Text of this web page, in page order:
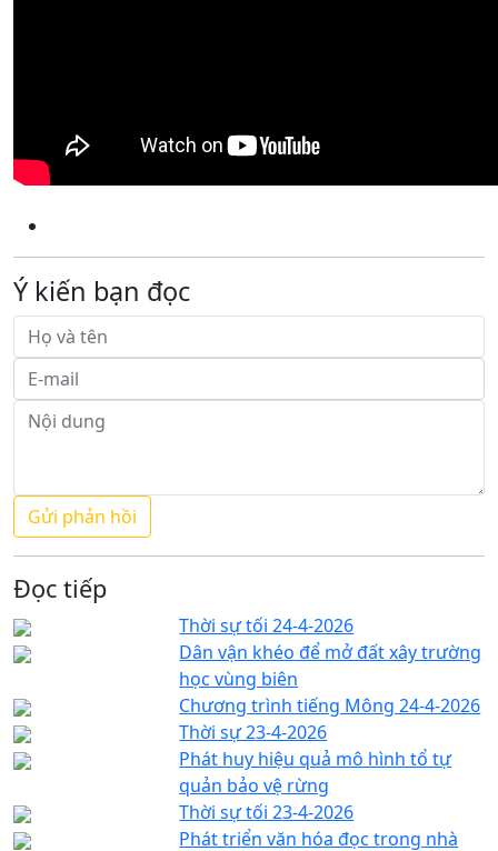
Ý kiến bạn đọc
Đọc tiếp
Thời sự tối 24-4-2026
Dân vận khéo để mở đất xây trường
học vùng biên
Chương trình tiếng Mông 24-4-2026
Thời sự 23-4-2026
Phát huy hiệu quả mô hình tổ tự
quản bảo vệ rừng
Thời sự tối 23-4-2026
Phát triển văn hóa đọc trong nhà